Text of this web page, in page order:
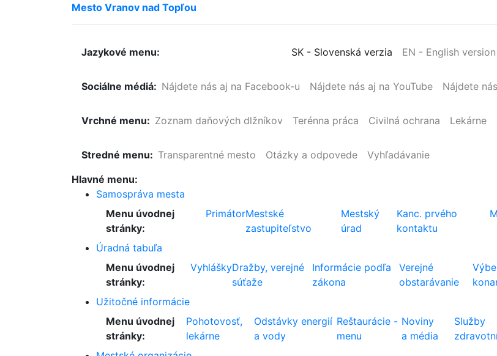
Mesto Vranov nad Topľou
Jazykové menu: SK - Slovenská verzia EN - English version
Sociálne médiá: Nájdete nás aj na Facebook-u Nájdete nás aj na YouTube Nájdete
Vrchné menu: Zoznam daňových dlžníkov Terénna práca Civilná ochrana Lekárne
Stredné menu: Transparentné mesto Otázky a odpovede
Vyhľadávanie
Hlavné menu:
Samospráva mesta
Menu úvodnej
stránky:
PrimátorMestské
zastupiteľstvo
Mestský
úrad
Kanc. prvého
kontaktu
Úradná tabuľa
Menu úvodnej
stránky:
VyhláškyDražby, verejné
súťaže
Informácie podľa
zákona
Verejné
obstarávanie
Užitočné informácie
Menu úvodnej
stránky:
Pohotovosť,
lekárne
Odstávky energií
a vody
Reštaurácie -
menu
Noviny
a média
Služby